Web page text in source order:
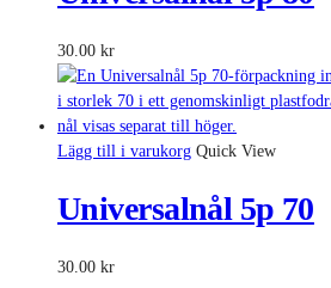
30.00 kr
Lägg till i varukorg Quick View
Universalnål 5p 70
30.00 kr